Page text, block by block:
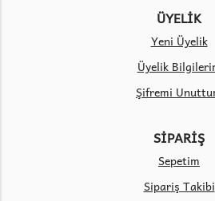
ÜYELİK
Yeni Üyelik
Üyelik
Şifremi
SİPARİŞ
Sepetim
Sipariş Takibi